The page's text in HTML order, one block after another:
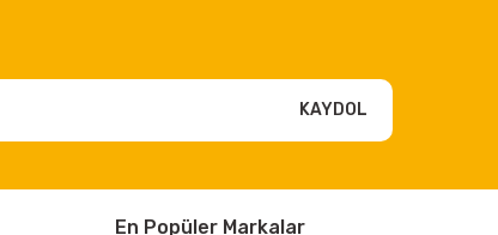
KAYDOL
En Popüler Markalar